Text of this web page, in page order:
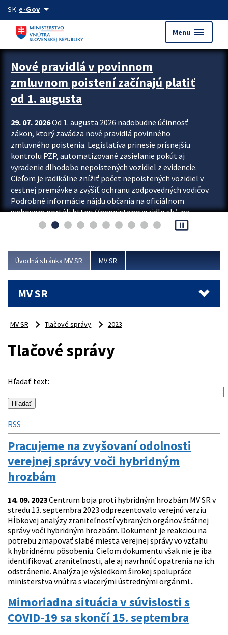
Preskocit na hlavný obsah
SK e-Govarrow_drop_down
Menu menu
Zastavit automatický posun upútavok
Nové pravidlá v povinnom
zmluvnom poistení začínajú platiť
od 1. augusta
29. 07. 2026Od 1. augusta 2026 nadobudne účinnosť
zákon, ktorý zavádza nové pravidlá povinného
zmluvného poistenia. Legislatíva prinesie prísnejšiu
kontrolu PZP, automatizované zasielanie pokút aj
vyradenie dlhodobo nepoistených vozidiel z evidencie.
Cieľom je radikálne znížiť počet nepoistených vozidiel v
cestnej premávke a zvýšiť ochranu zodpovedných vodičov.
Podrobné informácie nájdu občania na oficiálnom
webovom portáli https://nepoistenevozidlo.sk/, na
ktorom od augusta pribudne aj možnosť overiť si...
pause_presentation
Úvodná stránka MV SR MV SR
MV SR
MV SR Tlačové správy 2023
Tlačové správy
Hľadať text:
RSS
Pracujeme na zvyšovaní odolnosti
verejnej správy voči hybridným
hrozbám
14. 09. 2023Centrum boja proti hybridným hrozbám MV SR v
stredu 13. septembra 2023 odprezentovalo verejnú verziu
Hĺbkovej analýzy zraniteľností vybraných orgánov štátnej
správy voči hybridným hrozbám. Dokument je reakciou na
potrebu zmapovať slabé miesta verejnej správy vo vzťahu
k hybridnému pôsobeniu. Cieľom dokumentu však nie je iba
identifikovať zraniteľnosti, ale aj navrhnúť opatrenia na ich
odstránenie. Analýza je výsledkom širokej spolupráce
ministerstva vnútra s viacerými ústrednými orgánmi...
Mimoriadna situácia v súvislosti s
COVID-19 sa skončí 15. septembra